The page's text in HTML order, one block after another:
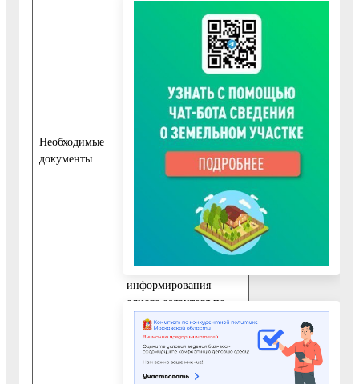
Необходимые
документы
электронной почте
осуществляется при
наличии в обращении
адреса, фамилии и
инициалов заявителя.
5. Должностное лицо
не вправе осуществлять
информирование по
вопросам, не
муниципальной
6. Продолжительность
информирования
одного заявителя по
телефону и при
личном обращении в
ОМЗК администрации
Воскресенского